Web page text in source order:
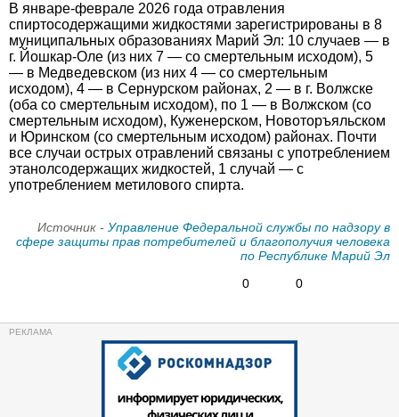
В январе-феврале 2026 года отравления
спиртосодержащими жидкостями зарегистрированы в 8
муниципальных образованиях Марий Эл: 10 случаев — в
г. Йошкар-Оле (из них 7 — со смертельным исходом), 5
— в Медведевском (из них 4 — со смертельным
исходом), 4 — в Сернурском районах, 2 — в г. Волжске
(оба со смертельным исходом), по 1 — в Волжском (со
смертельным исходом), Куженерском, Новоторъяльском
и Юринском (со смертельным исходом) районах. Почти
все случаи острых отравлений связаны с употреблением
этанолсодержащих жидкостей, 1 случай — с
употреблением метилового спирта.
Источник - Управление Федеральной службы по надзору в
сфере защиты прав потребителей и благополучия человека
по Республике Марий Эл
0
0